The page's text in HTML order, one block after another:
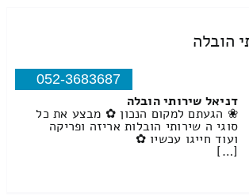
הובלה
052-3683687
דניאל שירותי הובלה
❀ הגעתם למקום הנכון ✿ מבצע את כל
סוגי ה שירותי הובלות אריזה ופריקה
ועוד חייגו עכשיו ✿
[…]